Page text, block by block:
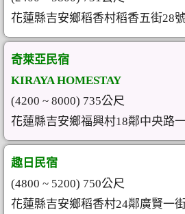
花蓮縣吉安鄉稻香村稻香五街28
奇萊亞民宿
KIRAYA HOMESTAY
(4200 ~ 8000) 735公尺
花蓮縣吉安鄉福興村18鄰中央路
趣日民宿
(4800 ~ 5200) 750公尺
花蓮縣吉安鄉稻香村24鄰廣賢一